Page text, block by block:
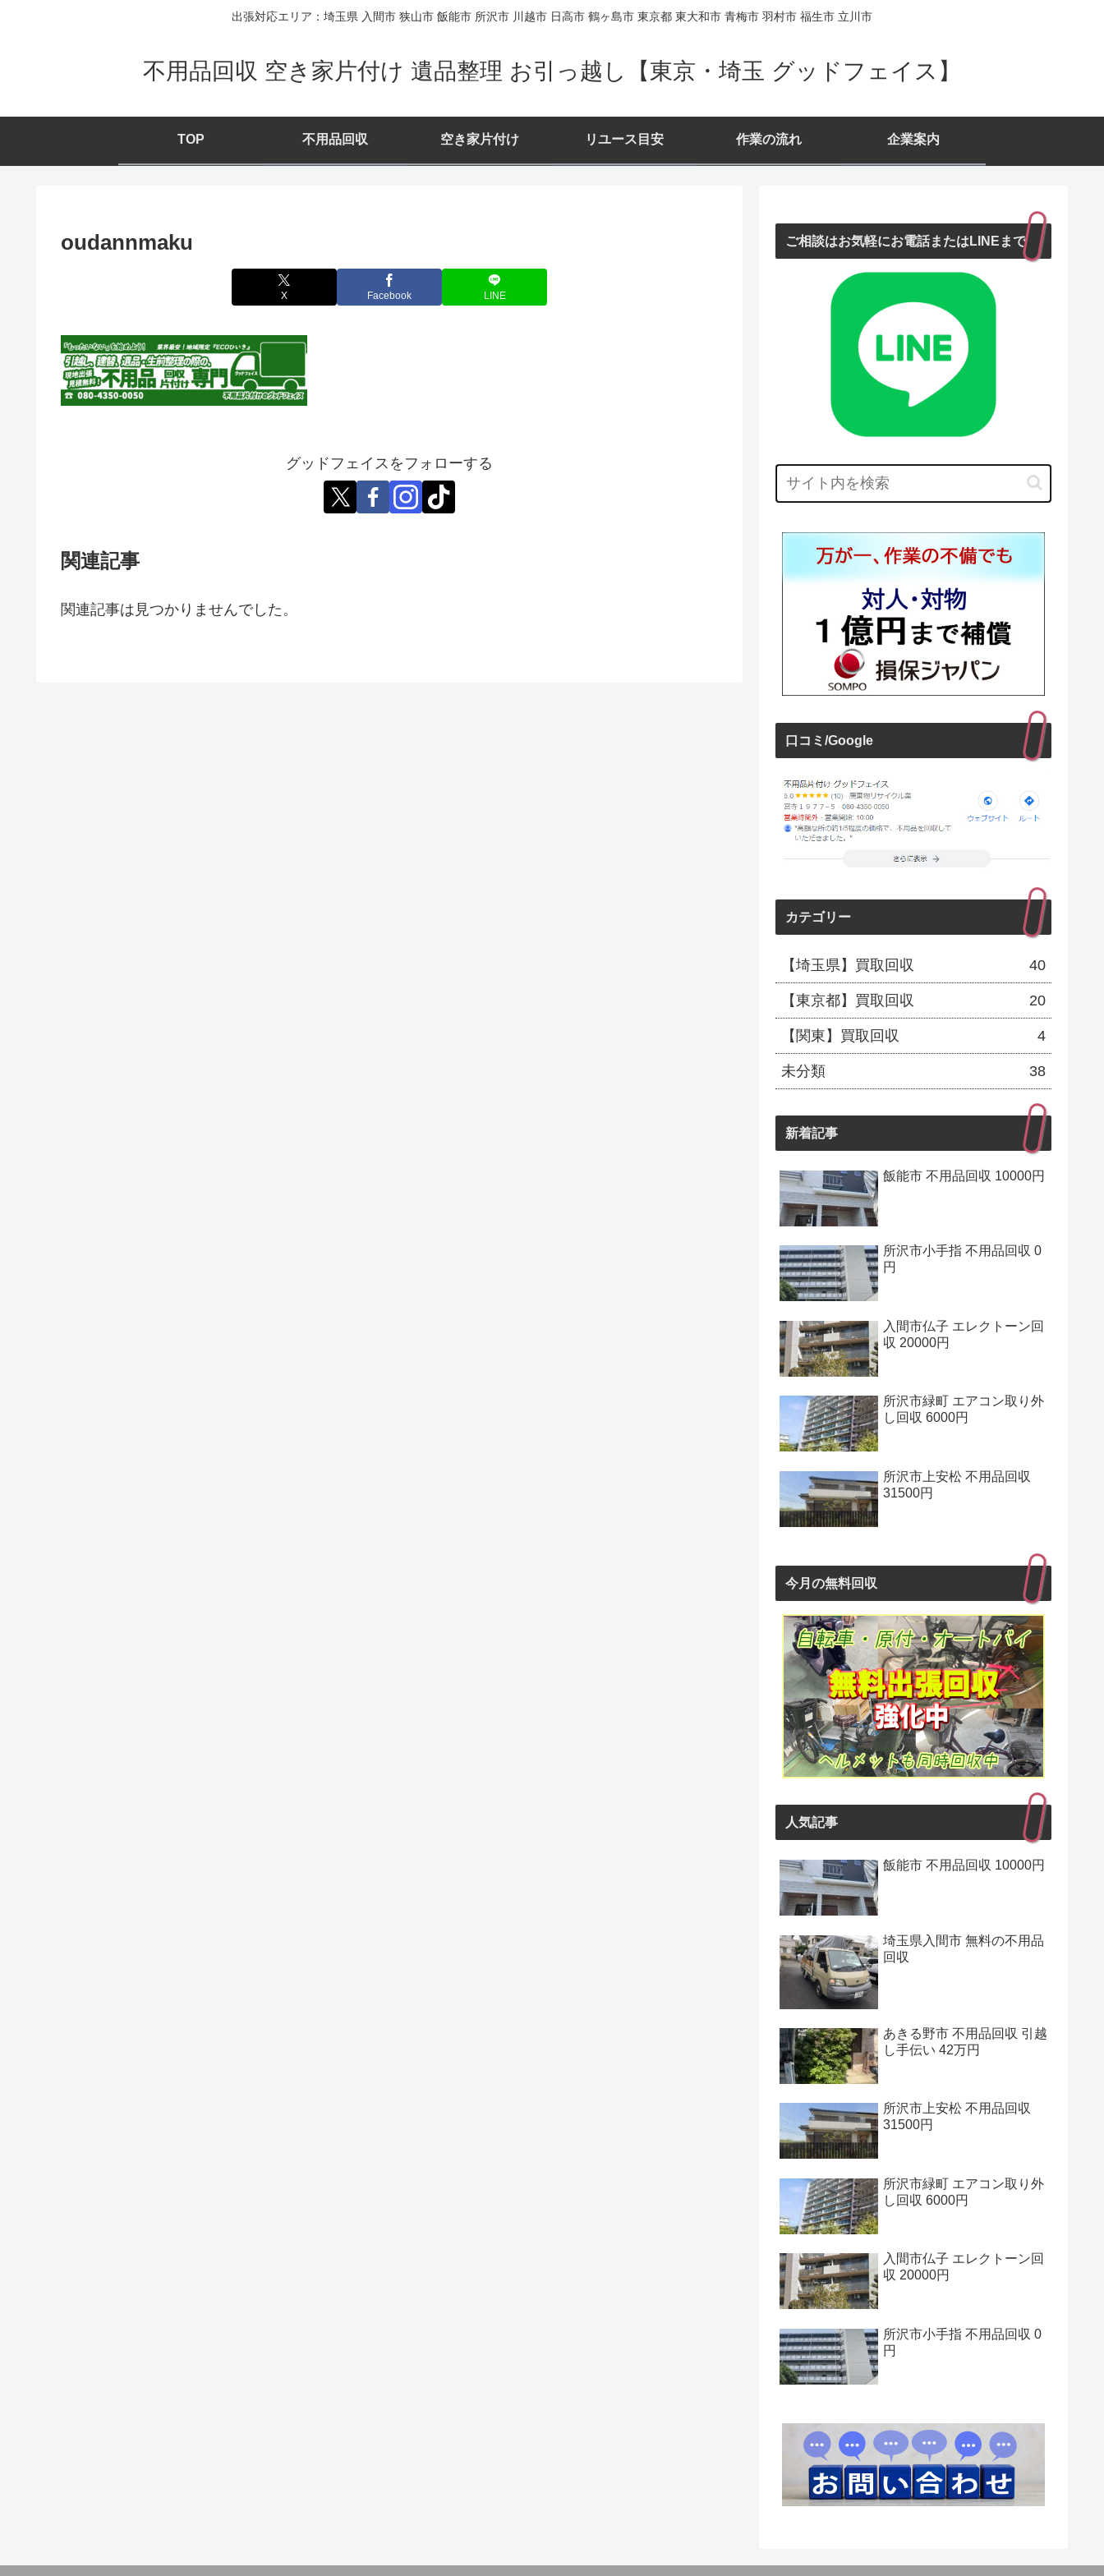
出張対応エリア：埼玉県 入間市 狭山市 飯能市 所沢市 川越市 日高市 鶴ヶ島市 東京都 東大和市 青梅市 羽村市 福生市 立川市
不用品回収 空き家片付け 遺品整理 お引っ越し【東京・埼玉 グッドフェイス】
TOP 不用品回収 空き家片付け リユース目安 作業の流れ 企業案内
oudannmaku
X Facebook LINE
グッドフェイスをフォローする
関連記事
関連記事は見つかりませんでした。
ご相談はお気軽にお電話またはLINEまで
口コミ/Google
カテゴリー
【埼玉県】買取回収 40
【東京都】買取回収 20
【関東】買取回収 4
未分類 38
新着記事
飯能市 不用品回収 10000円
所沢市小手指 不用品回収 0
円
入間市仏子 エレクトーン回
収 20000円
所沢市緑町 エアコン取り外
し回収 6000円
所沢市上安松 不用品回収
31500円
今月の無料回収
人気記事
飯能市 不用品回収 10000円
埼玉県入間市 無料の不用品
回収
あきる野市 不用品回収 引越
し手伝い 42万円
所沢市上安松 不用品回収
31500円
所沢市緑町 エアコン取り外
し回収 6000円
入間市仏子 エレクトーン回
収 20000円
所沢市小手指 不用品回収 0
円